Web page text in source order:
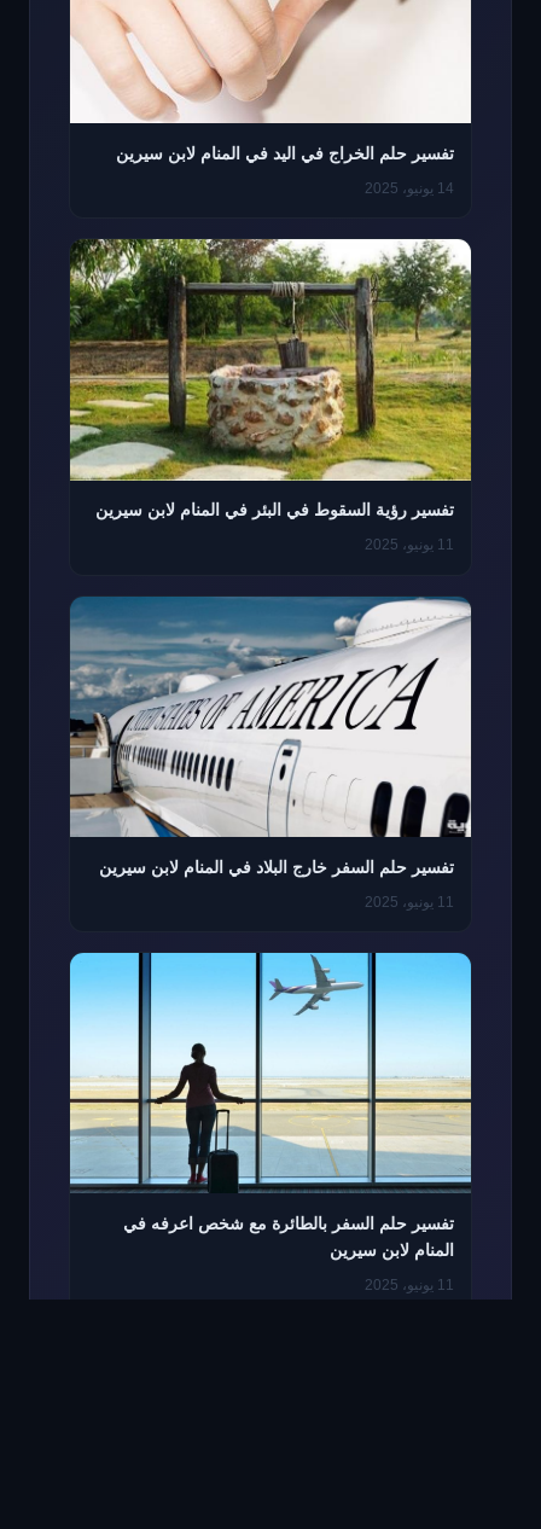
تفسير حلم الخراج في اليد في المنام لابن سيرين
14 يونيو، 2025
تفسير رؤية السقوط في البئر في المنام لابن سيرين
11 يونيو، 2025
تفسير حلم السفر خارج البلاد في المنام لابن سيرين
11 يونيو، 2025
تفسير حلم السفر بالطائرة مع شخص اعرفه في
المنام لابن سيرين
11 يونيو، 2025